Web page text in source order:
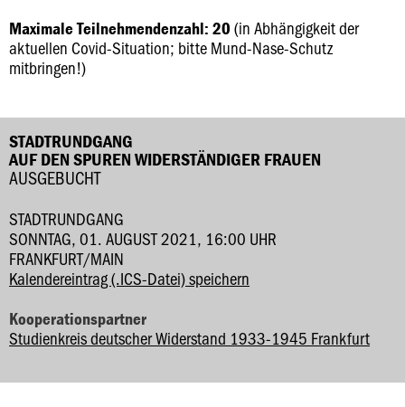
Maximale Teilnehmendenzahl: 20 (in Abhängigkeit der
aktuellen Covid-Situation; bitte Mund-Nase-Schutz
mitbringen!)
STADTRUNDGANG
AUF DEN SPUREN WIDERSTÄNDIGER FRAUEN
AUSGEBUCHT
STADTRUNDGANG
SONNTAG, 01. AUGUST 2021, 16:00 UHR
FRANKFURT/MAIN
Kalendereintrag (.ICS-Datei) speichern
Kooperationspartner
Studienkreis deutscher Widerstand 1933-1945 Frankfurt